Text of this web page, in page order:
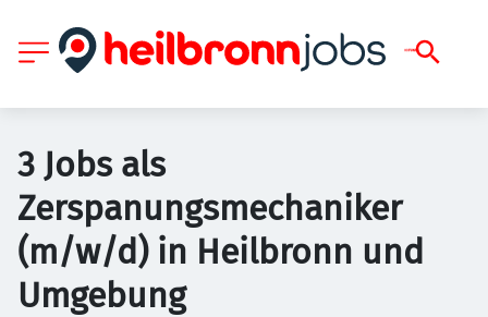
3 Jobs als
Zerspanungsmechaniker
(m/w/d) in Heilbronn und
Umgebung